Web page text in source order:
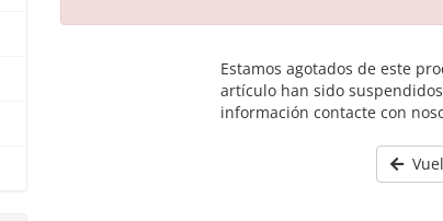
Estamos agotados de este
artículo han sido
información contacte con